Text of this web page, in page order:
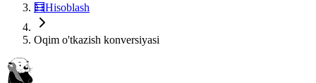
🧮Hisoblash
Oqim o'tkazish konversiyasi